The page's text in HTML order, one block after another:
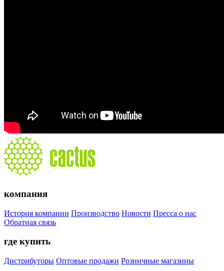
компания
История компании Производство Новости Пресса о нас
Обратная связь
где купить
Дистрибуторы Оптовые продажи Розничные магазины